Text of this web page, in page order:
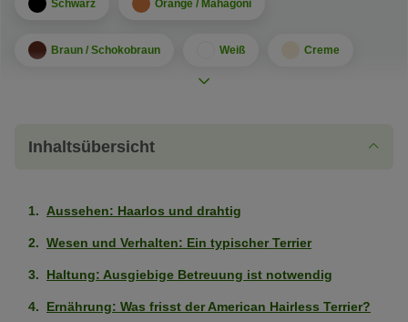
Schwarz Orange / Mahagoni
Braun / Schokobraun Weiß Creme
Charakter
Leicht erziehbar
Sehr
stark
(5
Kinderfreundlich
stark
Inhaltsübersicht
Aussehen: Haarlos und drahtig
Wesen und Verhalten: Ein typischer Terrier
Haltung: Ausgiebige Betreuung ist notwendig
Ernährung: Was frisst der American Hairless Terrier?